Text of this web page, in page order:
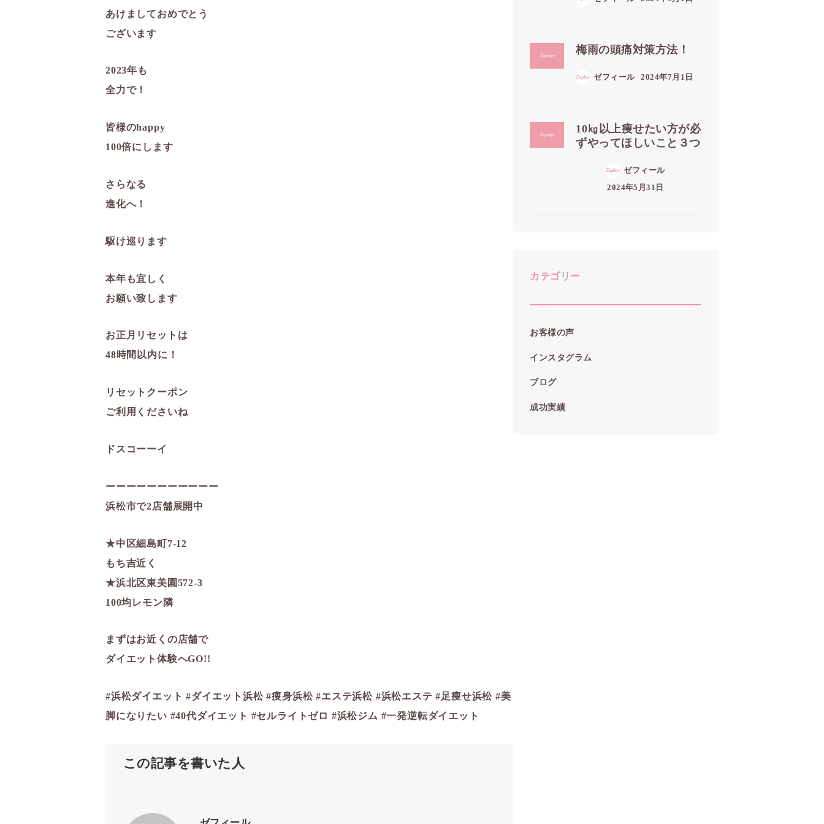
あけましておめでとう
ございます
2023年も
全力で！
皆様のhappy
100倍にします️
さらなる
進化へ！
駆け巡ります
本年も宜しく
お願い致します
お正月リセットは
48時間以内に！
リセットクーポン
ご利用くださいね
ドスコーーイ
ーーーーーーーーーーー
浜松市で2店舗展開中
★中区細島町7-12
もち吉近く
★浜北区東美園572-3
100均レモン隣
まずはお近くの店舗で
ダイエット体験へGO!!
#浜松ダイエット #ダイエット浜松 #痩身浜松 #エステ浜松 #浜松エステ #足痩せ浜松 #美
脚になりたい #40代ダイエット #セルライトゼロ #浜松ジム #一発逆転ダイエット
この記事を書いた人
梅雨の頭痛対策方法！
ゼフィール 2024年7月1日
10㎏以上痩せたい方が必
ずやってほしいこと３つ
ゼフィール
2024年5月31日
カテゴリー
お客様の声
インスタグラム
ブログ
成功実績